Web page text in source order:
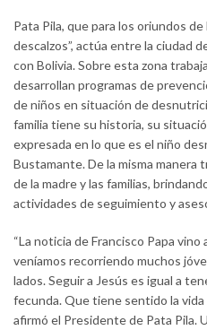
Pata Pila, que para los oriundos
descalzos”, actúa entre la ciudad
con Bolivia. Sobre esta zona
desarrollan programas de
de niños en situación de
familia tiene su historia, su
expresada en lo que es el niño
Bustamante. De la misma manera
de la madre y las familias,
actividades de seguimiento y
“La noticia de Francisco Papa
veníamos recorriendo muchos
lados. Seguir a Jesús es igual a
fecunda. Que tiene sentido la vida
afirmó el Presidente de Pata Pila.